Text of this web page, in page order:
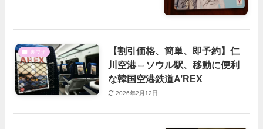
裏ワザ
【割引価格、簡単、即予約】仁
川空港⇔ソウル駅、移動に便利
な韓国空港鉄道A’REX
2026年2月12日